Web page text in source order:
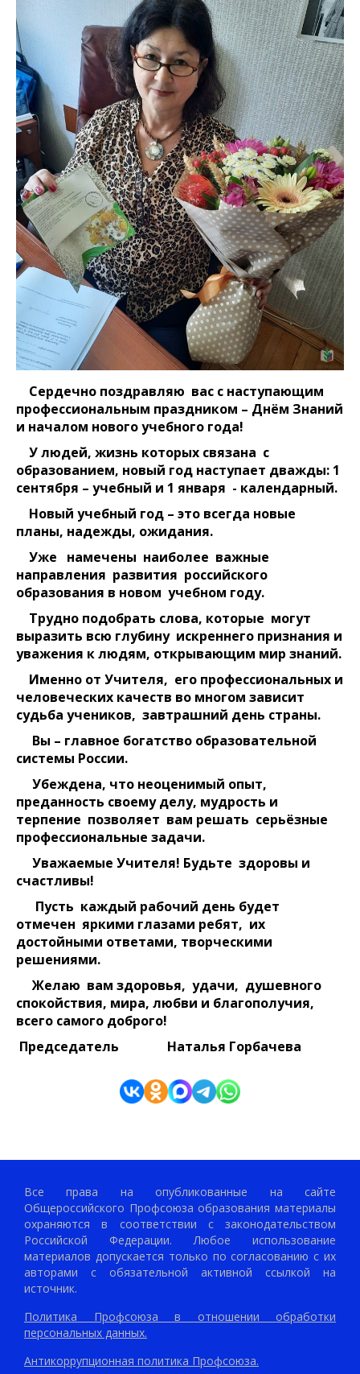
Сердечно поздравляю вас с наступающим
профессиональным праздником – Днём Знаний
и началом нового учебного года!
У людей, жизнь которых связана с
образованием, новый год наступает дважды: 1
сентября – учебный и 1 января - календарный.
Новый учебный год – это всегда новые
планы, надежды, ожидания.
Уже намечены наиболее важные
направления развития российского
образования в новом учебном году.
Трудно подобрать слова, которые могут
выразить всю глубину искреннего признания и
уважения к людям, открывающим мир знаний.
Именно от Учителя, его профессиональных и
человеческих качеств во многом зависит
судьба учеников, завтрашний день страны.
Вы – главное богатство образовательной
системы России.
Убеждена, что неоценимый опыт,
преданность своему делу, мудрость и
терпение позволяет вам решать серьёзные
профессиональные задачи.
Уважаемые Учителя! Будьте здоровы и
счастливы!
Пусть каждый рабочий день будет
отмечен яркими глазами ребят, их
достойными ответами, творческими
решениями.
Желаю вам здоровья, удачи, душевного
спокойствия, мира, любви и благополучия,
всего самого доброго!
Председатель Наталья Горбачева
Все права на опубликованные на сайте
Общероссийского Профсоюза образования материалы
охраняются в соответствии с законодательством
Российской Федерации. Любое использование
материалов допускается только по согласованию с их
авторами с обязательной активной ссылкой на
источник.
Политика Профсоюза в отношении обработки
персональных данных.
Антикоррупционная политика Профсоюза.